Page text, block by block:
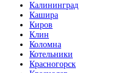
Калининград
Кашира
Киров
Клин
Коломна
Котельники
Красногорск